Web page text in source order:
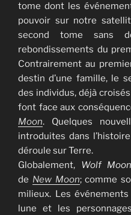
tome dont les
pouvoir sur notre
second tome sans
rebondissements du
Contrairement au
destin d’une famille, le
des individus, déjà
font face aux
Moon. Quelques
introduites dans
déroule sur Terre.
Globalement, Wolf
de New Moon; comme
milieux. Les
lune et les